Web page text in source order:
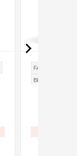
FACILE
BEVANDA
